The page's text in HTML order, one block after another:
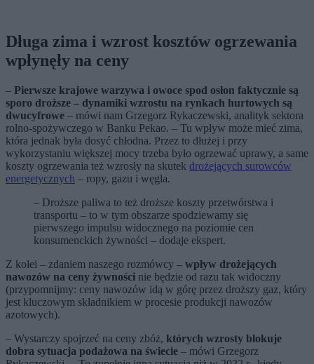
Długa zima i wzrost kosztów ogrzewania
wpłynęły na ceny
– Pierwsze krajowe warzywa i owoce spod osłon faktycznie są
sporo droższe – dynamiki wzrostu na rynkach hurtowych są
dwucyfrowe – mówi nam Grzegorz Rykaczewski, analityk sektora
rolno-spożywczego w Banku Pekao. – Tu wpływ może mieć zima,
która jednak była dosyć chłodna. Przez to dłużej i przy
wykorzystaniu większej mocy trzeba było ogrzewać uprawy, a same
koszty ogrzewania też wzrosły na skutek drożejących surowców
energetycznych – ropy, gazu i węgla.
– Droższe paliwa to też droższe koszty przetwórstwa i
transportu – to w tym obszarze spodziewamy się
pierwszego impulsu widocznego na poziomie cen
konsumenckich żywności – dodaje ekspert.
Z kolei – zdaniem naszego rozmówcy – wpływ drożejących
nawozów na ceny żywności nie będzie od razu tak widoczny
(przypomnijmy: ceny nawozów idą w górę przez droższy gaz, który
jest kluczowym składnikiem w procesie produkcji nawozów
azotowych).
– Wystarczy spojrzeć na ceny zbóż, których wzrosty blokuje
dobra sytuacja podażowa na świecie – mówi Grzegorz